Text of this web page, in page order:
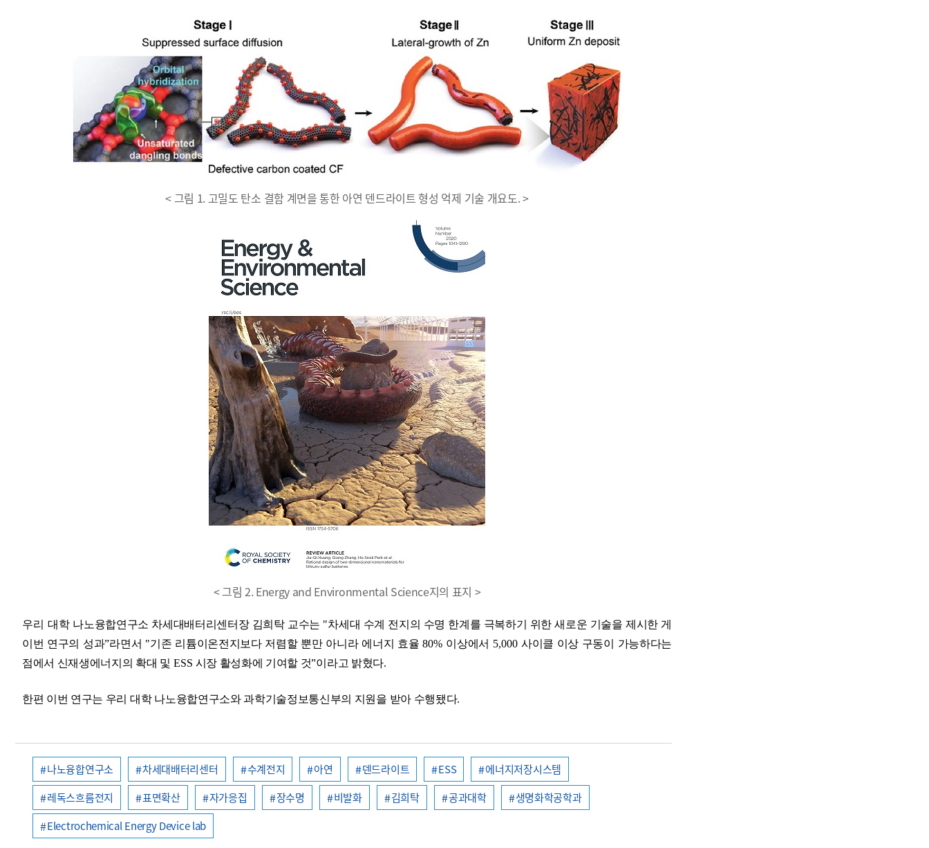
< 그림 1. 고밀도 탄소 결함 계면을 통한 아연 덴드라이트 형성 억제 기술 개요도. >
< 그림 2. Energy and Environmental Science지의 표지 >
우리 대학 나노융합연구소 차세대배터리센터장 김희탁 교수는 "차세대 수계 전지의 수명 한계를 극복하기 위한 새로운 기술을 제시한 게
이번 연구의 성과”라면서 "기존 리튬이온전지보다 저렴할 뿐만 아니라 에너지 효율80% 이상에서 5,000 사이클 이상 구동이 가능하다는
점에서 신재생에너지의 확대 및 ESS 시장 활성화에 기여할 것”이라고 밝혔다.
한편 이번 연구는 우리 대학 나노융합연구소와 과학기술정보통신부의 지원을 받아 수행됐다.
나노융합연구소 차세대배터리센터 수계전지 아연 덴드라이트 ESS
에너지저장시스템
레독스흐름전지
표면확산 자가응집 장수명 비발화 김희탁 공과대학
생명화학공학과
Electrochemical Energy Device lab